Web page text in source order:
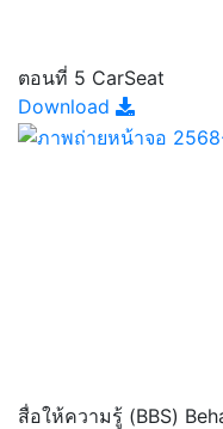
ตอนที่ 5 CarSeat
Download
สื่อให้ความรู้ (BBS)